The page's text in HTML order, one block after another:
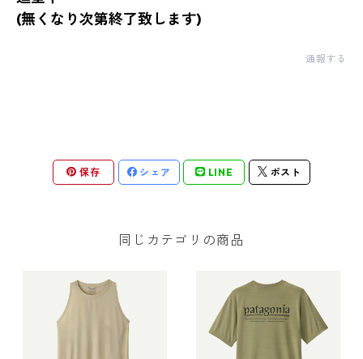
(無くなり次第終了致します)
通報する
保存 シェア LINE ポスト
同じカテゴリの商品